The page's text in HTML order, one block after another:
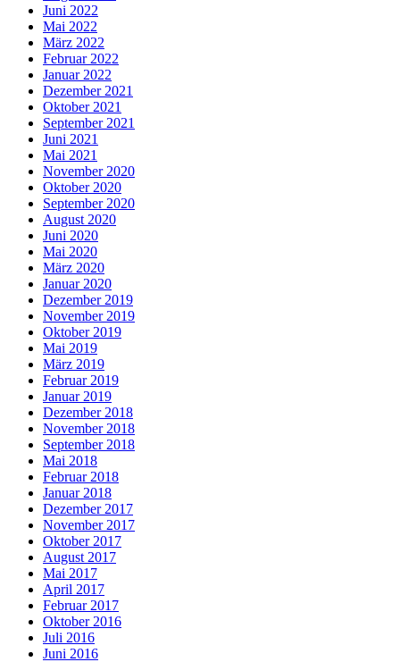
Juni 2022
Mai 2022
März 2022
Februar 2022
Januar 2022
Dezember 2021
Oktober 2021
September 2021
Juni 2021
Mai 2021
November 2020
Oktober 2020
September 2020
August 2020
Juni 2020
Mai 2020
März 2020
Januar 2020
Dezember 2019
November 2019
Oktober 2019
Mai 2019
März 2019
Februar 2019
Januar 2019
Dezember 2018
November 2018
September 2018
Mai 2018
Februar 2018
Januar 2018
Dezember 2017
November 2017
Oktober 2017
August 2017
Mai 2017
April 2017
Februar 2017
Oktober 2016
Juli 2016
Juni 2016